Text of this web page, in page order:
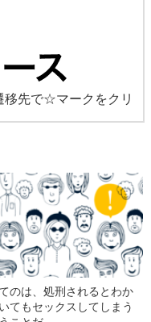
移先で☆マークをクリ
のは、処刑されるとわか
てもセックスしてしまう